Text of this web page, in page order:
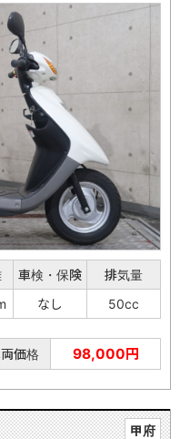
車検・保険
排気量
なし 50cc
価格 98,000円
甲府